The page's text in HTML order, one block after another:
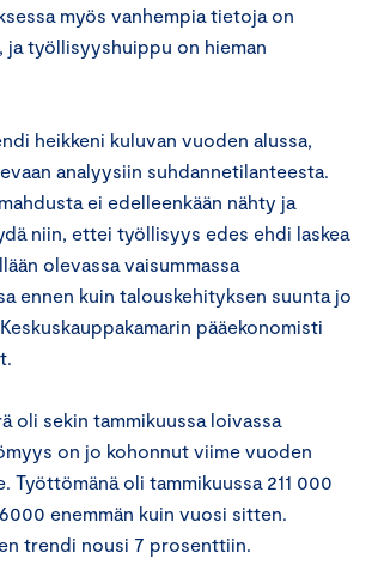
myös vanhempia tietoja on
ja työllisyyshuippu on hieman
heikkeni kuluvan vuoden alussa,
analyysiin suhdannetilanteesta.
ei edelleenkään nähty ja
niin, ettei työllisyys edes ehdi laskea
olevassa vaisummassa
ennen kuin talouskehityksen suunta jo
pääekonomisti
oli sekin tammikuussa loivassa
on jo kohonnut viime vuoden
Työttömänä oli tammikuussa 211 000
enemmän kuin vuosi sitten.
trendi nousi 7 prosenttiin.